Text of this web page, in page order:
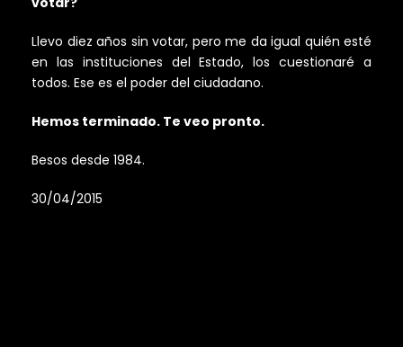
Llevo diez años sin votar, pero me da igual quién esté
en las instituciones del Estado, los cuestionaré a
todos. Ese es el poder del ciudadano.
Hemos terminado. Te veo pronto.
Besos desde 1984.
30/04/2015